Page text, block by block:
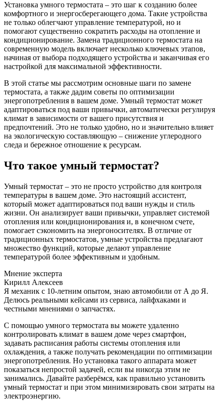
Установка умного термостата – это шаг к созданию более
комфортного и энергосберегающего дома. Такие устройства
не только облегчают управление температурой, но и
помогают существенно сократить расходы на отопление и
кондиционирование. Замена традиционного термостата на
современную модель включает несколько ключевых этапов,
начиная от выбора подходящего устройства и заканчивая его
настройкой для максимальной эффективности.
В этой статье мы рассмотрим основные шаги по замене
термостата, а также дадим советы по оптимизации
энергопотребления в вашем доме. Умный термостат может
адаптироваться под ваши привычки, автоматически регулируя
климат в зависимости от вашего присутствия и
предпочтений. Это не только удобно, но и значительно влияет
на экологическую составляющую – снижение углеродного
следа и бережное отношение к ресурсам.
Что такое умный термостат?
Умный термостат – это не просто устройство для контроля
температуры в вашем доме. Это настоящий ассистент,
который может адаптироваться под ваши нужды и стиль
жизни. Он анализирует ваши привычки, управляет системой
отопления или кондиционирования и, в конечном счете,
помогает сэкономить на энергоносителях. В отличие от
традиционных термостатов, умные устройства предлагают
множество функций, которые делают управление
температурой более эффективным и удобным.
Мнение эксперта
Кирилл Алексеев
Я механик с 10-летним опытом, знаю автомобили от А до Я.
Делюсь реальными кейсами из сервиса, лайфхаками и
честными мнениями о запчастях.
С помощью умного термостата вы можете удаленно
контролировать климат в вашем доме через смартфон,
задавать расписания работы системы отопления или
охлаждения, а также получать рекомендации по оптимизации
энергопотребления. Но установка такого аппарата может
показаться непростой задачей, если вы никогда этим не
занимались. Давайте разберёмся, как правильно установить
умный термостат и при этом минимизировать свои затраты на
электроэнергию.